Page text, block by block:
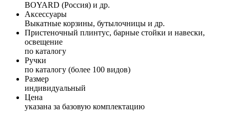
BOYARD (Россия) и др.
Аксессуары
Выкатные корзины, бутылочницы и др.
Пристеночный плинтус, барные стойки и навески,
освещение
по каталогу
Ручки
по каталогу (более 100 видов)
Размер
индивидуальный
Цена
указана за базовую комплектацию